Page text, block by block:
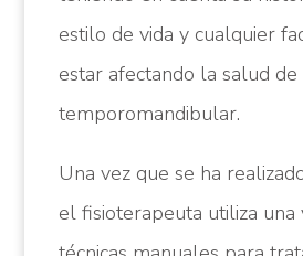
estilo de vida y cualquier
estar afectando la salud
temporomandibular.
Una vez que se ha
el fisioterapeuta utiliza una